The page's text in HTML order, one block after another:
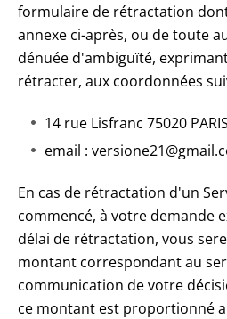
formulaire de rétractation
annexe ci-après, ou de toute
dénuée d'ambiguïté,
rétracter, aux coordonnées
14 rue Lisfranc 75020 PARIS
email :
En cas de rétractation d'un
commencé, à votre demande
délai de rétractation, vous
montant correspondant au
communication de votre
ce montant est proportionné